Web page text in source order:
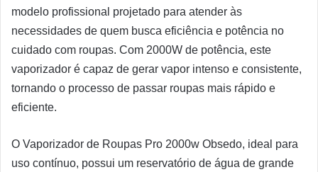
modelo profissional projetado para atender às
necessidades de quem busca eficiência e potência no
cuidado com roupas. Com 2000W de potência, este
vaporizador é capaz de gerar vapor intenso e consistente,
tornando o processo de passar roupas mais rápido e
eficiente.
O Vaporizador de Roupas Pro 2000w Obsedo, ideal para
uso contínuo, possui um reservatório de água de grande